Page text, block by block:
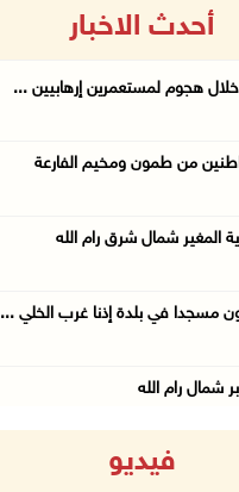
أحدث الاخبار
من طمون ومخيم الفارعة
المغير شمال شرق رام الله
مسجدا في بلدة إذنا غرب الخلي ...
شمال رام الله
خلال مواجهات مع الاحتلال في ...
فيديو